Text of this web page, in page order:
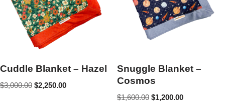
Cuddle Blanket – Hazel
$3,000.00 $2,250.00
Snuggle Blanket –
Cosmos
$1,600.00 $1,200.00